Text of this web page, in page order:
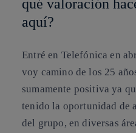
qué valoración
aquí?
Entré en Telefónica en
voy camino de los 25
sumamente positiva ya
tenido la oportunidad de
del grupo, en diversas